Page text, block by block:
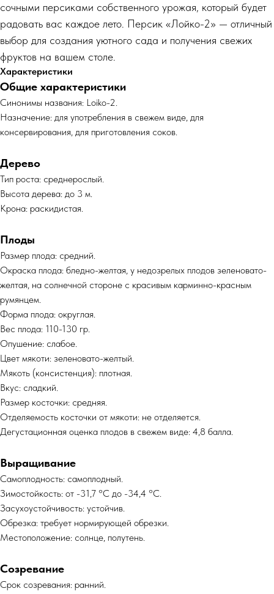
сочными персиками собственного урожая, который будет
радовать вас каждое лето. Персик «Лойко-2» — отличный
выбор для создания уютного сада и получения свежих
фруктов на вашем столе.
Характеристики
Общие характеристики
Синонимы названия: Loiko-2.
Назначение: для употребления в свежем виде, для
консервирования, для приготовления соков.
Дерево
Тип роста: среднерослый.
Высота дерева: до 3 м.
Крона: раскидистая.
Плоды
Размер плода: средний.
Окраска плода: бледно-желтая, у недозрелых плодов зеленовато-
желтая, на солнечной стороне с красивым карминно-красным
румянцем.
Форма плода: округлая.
Вес плода: 110-130 гр.
Опушение: слабое.
Цвет мякоти: зеленовато-желтый.
Мякоть (консистенция): плотная.
Вкус: сладкий.
Размер косточки: средняя.
Отделяемость косточки от мякоти: не отделяется.
Дегустационная оценка плодов в свежем виде: 4,8 балла.
Выращивание
Самоплодность: самоплодный.
Зимостойкость: от -31,7 °C до -34,4 °C.
Засухоустойчивость: устойчив.
Обрезка: требует нормирующей обрезки.
Местоположение: солнце, полутень.
Созревание
Срок созревания: ранний.